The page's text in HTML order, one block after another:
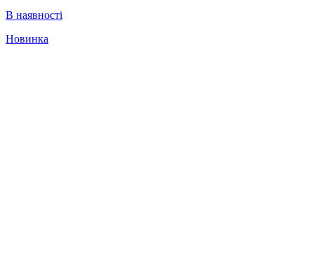
В наявності
Новинка